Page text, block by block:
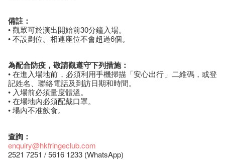
備註：
• 觀眾可於演出開始前30分鐘入場。
• 不設劃位。相連座位不會超過6個。
為配合防疫，敬請觀遵守下列措施：
• 在進入場地前，必須利用手機掃描「安心出行」二維碼，或登
記姓名、聯絡電話及到訪日期和時間。
• 入場前必須量度體溫。
• 在場地內必須配戴口罩。
• 場內不准飲食。
查詢：
enquiry@hkfringeclub.com
2521 7251 / 5616 1233 (WhatsApp)